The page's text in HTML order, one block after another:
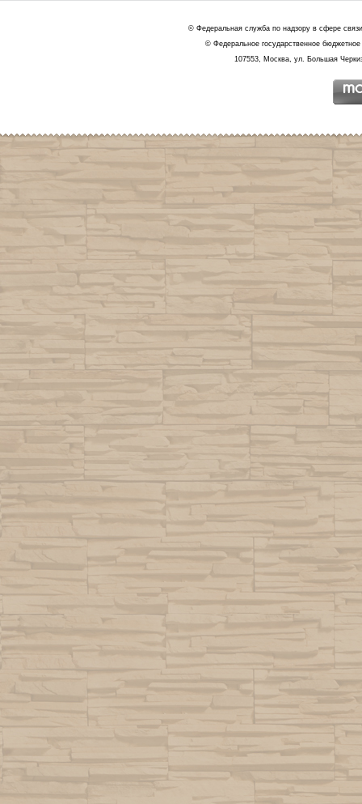
© Федеральная служба по надзору в сфере
© Федеральное государственное
107553, Москва, ул. Большая